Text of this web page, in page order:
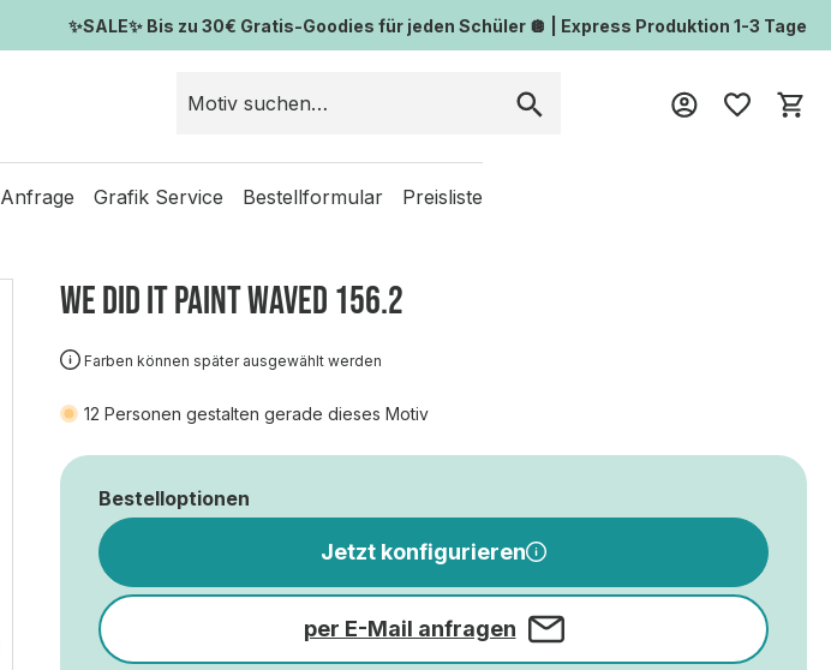
✨SALE✨ Bis zu 30€ Gratis-Goodies für jeden Schüler 🪩 | Express Produktion 1-3 Tage
Anfrage Grafik Service Bestellformular Preisliste
WE DID IT PAINT WAVED 156.2
Farben können später ausgewählt werden
12 Personen gestalten gerade dieses Motiv
Bestelloptionen
Jetzt konfigurieren
per E-Mail anfragen